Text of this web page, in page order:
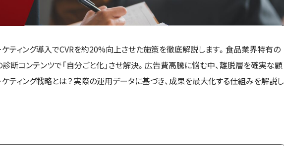
ティング導入でCVRを約20%向上させた施策を徹底解説します。食品業界特有の
断コンテンツで「自分ごと化」させ解決。広告費高騰に悩む中、離脱層を確実な顧
ティング戦略とは？実際の運用データに基づき、成果を最大化する仕組みを解説し